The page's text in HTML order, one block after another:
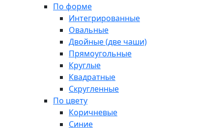
По форме
Интегрированные
Овальные
Двойные (две чаши)
Прямоугольные
Круглые
Квадратные
Скругленные
По цвету
Коричневые
Синие